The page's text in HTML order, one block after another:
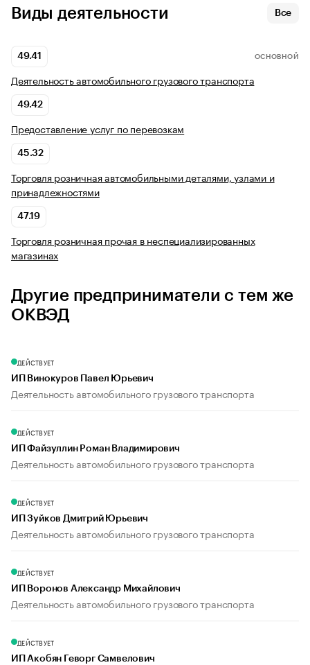
Виды деятельности Все
49.41 ОСНОВНОЙ
Деятельность автомобильного грузового транспорта
49.42
Предоставление услуг по перевозкам
45.32
Торговля розничная автомобильными деталями, узлами и
принадлежностями
47.19
Торговля розничная прочая в неспециализированных
магазинах
Другие предприниматели с тем же
ОКВЭД
ДЕЙСТВУЕТ
ИП Винокуров Павел Юрьевич
Деятельность автомобильного грузового транспорта
ДЕЙСТВУЕТ
ИП Файзуллин Роман Владимирович
Деятельность автомобильного грузового транспорта
ДЕЙСТВУЕТ
ИП Зуйков Дмитрий Юрьевич
Деятельность автомобильного грузового транспорта
ДЕЙСТВУЕТ
ИП Воронов Александр Михайлович
Деятельность автомобильного грузового транспорта
ДЕЙСТВУЕТ
ИП Акобян Геворг Самвелович